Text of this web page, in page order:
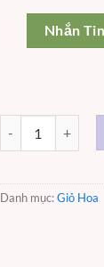
Nhắn
Giỏ hoa sáp -
Danh mục:Giỏ Hoa